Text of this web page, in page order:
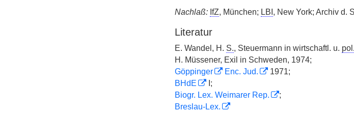
Nachlaß: IfZ, München; LBI , New York; Archiv d.
Literatur
E. Wandel, H. S., Steuermann in wirtschaftl. u. pol.
H. Müssener, Exil in Schweden, 1974;
Göppinger
Enc. Jud.
1971;
BHdE
I;
Biogr. Lex. Weimarer Rep.
;
Breslau-Lex.